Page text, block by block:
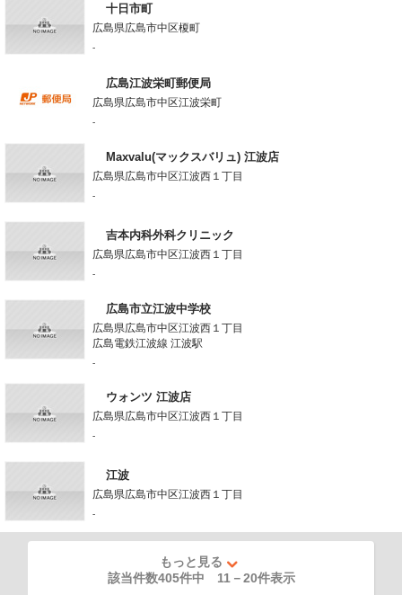
十日市町
広島県広島市中区榎町
-
広島江波栄町郵便局
広島県広島市中区江波栄町
-
Maxvalu(マックスバリュ) 江波店
広島県広島市中区江波西１丁目
-
吉本内科外科クリニック
広島県広島市中区江波西１丁目
-
広島市立江波中学校
広島県広島市中区江波西１丁目
広島電鉄江波線 江波駅
-
ウォンツ 江波店
広島県広島市中区江波西１丁目
-
江波
広島県広島市中区江波西１丁目
-
もっと見る
該当件数405件中 11 －20件表示